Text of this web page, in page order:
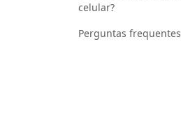
celular?
Perguntas frequentes